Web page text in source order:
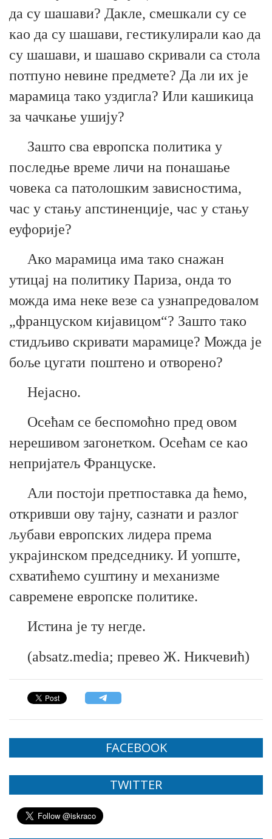
да су шашави? Дакле, смешкали су се
као да су шашави, гестикулирали као да
су шашави, и шашаво скривали са стола
потпуно невине предмете? Да ли их је
марамица тако уздигла? Или кашикица
за чачкање ушију?
Зашто сва европска политика у
последње време личи на понашање
човека са патолошким зависностима,
час у стању апстиненције, час у стању
еуфорије?
Ако марамица има тако снажан
утицај на политику Париза, онда то
можда има неке везе са узнапредовалом
„француском кијавицом“? Зашто тако
стидљиво скривати марамице? Можда је
боље цугати поштено и отворено?
Нејасно.
Осећам се беспомоћно пред овом
нерешивом загонетком. Осећам се као
непријатељ Француске.
Али постоји претпоставка да ћемо,
откривши ову тајну, сазнати и разлог
љубави европских лидера према
украјинском председнику. И уопште,
схватићемо суштину и механизме
савремене европске политике.
Истина је ту негде.
(absatz.media; превео Ж. Никчевић)
FACEBOOK
TWITTER